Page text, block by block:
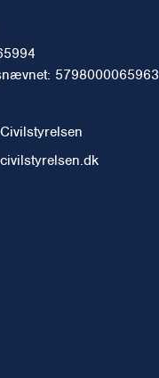
5798000065963